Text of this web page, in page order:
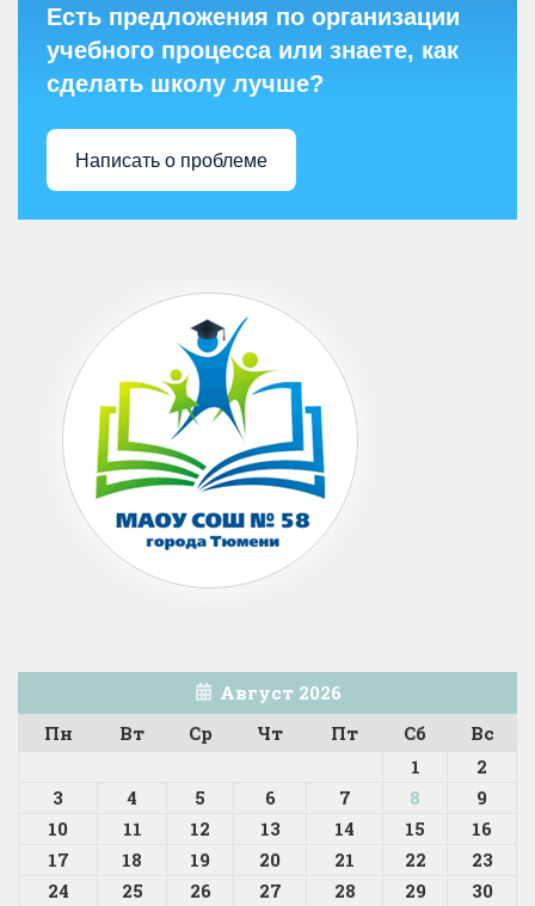
Есть предложения по организации
учебного процесса или знаете, как
сделать школу лучше?
Написать о проблеме
Август 2026
Пн
Вт Ср Чт Пт Сб
Вс
1
2
3
4 5 6 7 8
9
10
11 12 13 14 15
16
17
18 19 20 21 22
23
24
25 26 27 28 29 30